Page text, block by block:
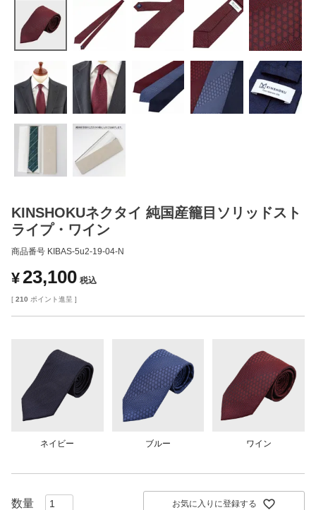
KINSHOKUネクタイ 純国産籠目ソリッドスト
ライプ・ワイン
商品番号 KIBAS-5u2-19-04-N
¥ 23,100 税込
[ 210 ポイント進呈 ]
ネイビー ブルー ワイン
お気に入りに登録する